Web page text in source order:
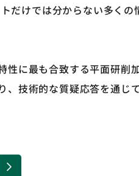
だけでは分からない多くの
性に最も合致する平面研削
、技術的な質疑応答を通じ